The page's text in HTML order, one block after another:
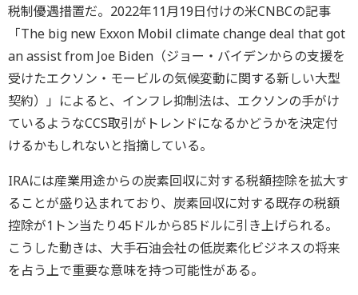
税制優遇措置だ。2022年11月19日付けの米CNBCの記事
「The big new Exxon Mobil climate change deal that got
an assist from Joe Biden（ジョー・バイデンからの支援を
受けたエクソン・モービルの気候変動に関する新しい大型
契約）」によると、インフレ抑制法は、エクソンの手がけ
ているようなCCS取引がトレンドになるかどうかを決定付
けるかもしれないと指摘している。
IRAには産業用途からの炭素回収に対する税額控除を拡大す
ることが盛り込まれており、炭素回収に対する既存の税額
控除が1トン当たり45ドルから85ドルに引き上げられる。
こうした動きは、大手石油会社の低炭素化ビジネスの将来
を占う上で重要な意味を持つ可能性がある。